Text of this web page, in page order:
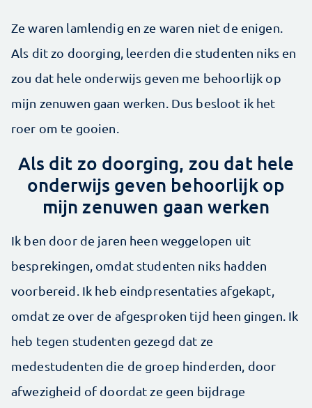
Ze waren lamlendig en ze waren niet de enigen.
Als dit zo doorging, leerden die studenten niks en
zou dat hele onderwijs geven me behoorlijk op
mijn zenuwen gaan werken. Dus besloot ik het
roer om te gooien.
Als dit zo doorging, zou dat hele
onderwijs geven behoorlijk op
mijn zenuwen gaan werken
Ik ben door de jaren heen weggelopen uit
besprekingen, omdat studenten niks hadden
voorbereid. Ik heb eindpresentaties afgekapt,
omdat ze over de afgesproken tijd heen gingen. Ik
heb tegen studenten gezegd dat ze
medestudenten die de groep hinderden, door
afwezigheid of doordat ze geen bijdrage